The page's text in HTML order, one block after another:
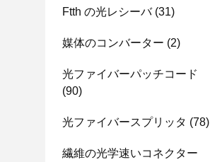
Ftth の光レシーバ(31)
媒体のコンバーター (2)
光ファイバーパッチコード
(90)
光ファイバースプリッタ (78)
繊維の光学速いコネクター